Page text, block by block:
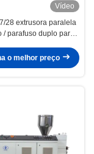
Vídeo
28 extrusora paralela
/ parafuso duplo para
de PVC macio com
qualidade
o melhor preço